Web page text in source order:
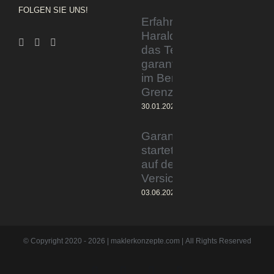
FOLGEN SIE UNS!
Erfahrener Experte
Harald Wesely stärkt
das Team von
garantiertmehrnetto.de
im Bereich
Grenzgänger
30.01.2024
Garantiertmehrnetto.de®
startet Vermittlerplattform
auf deutschem
Versicherungsmarkt
03.06.2023
© Copyright 2020 - 2026 | maklerkonzepte.com | All Rights Reserved